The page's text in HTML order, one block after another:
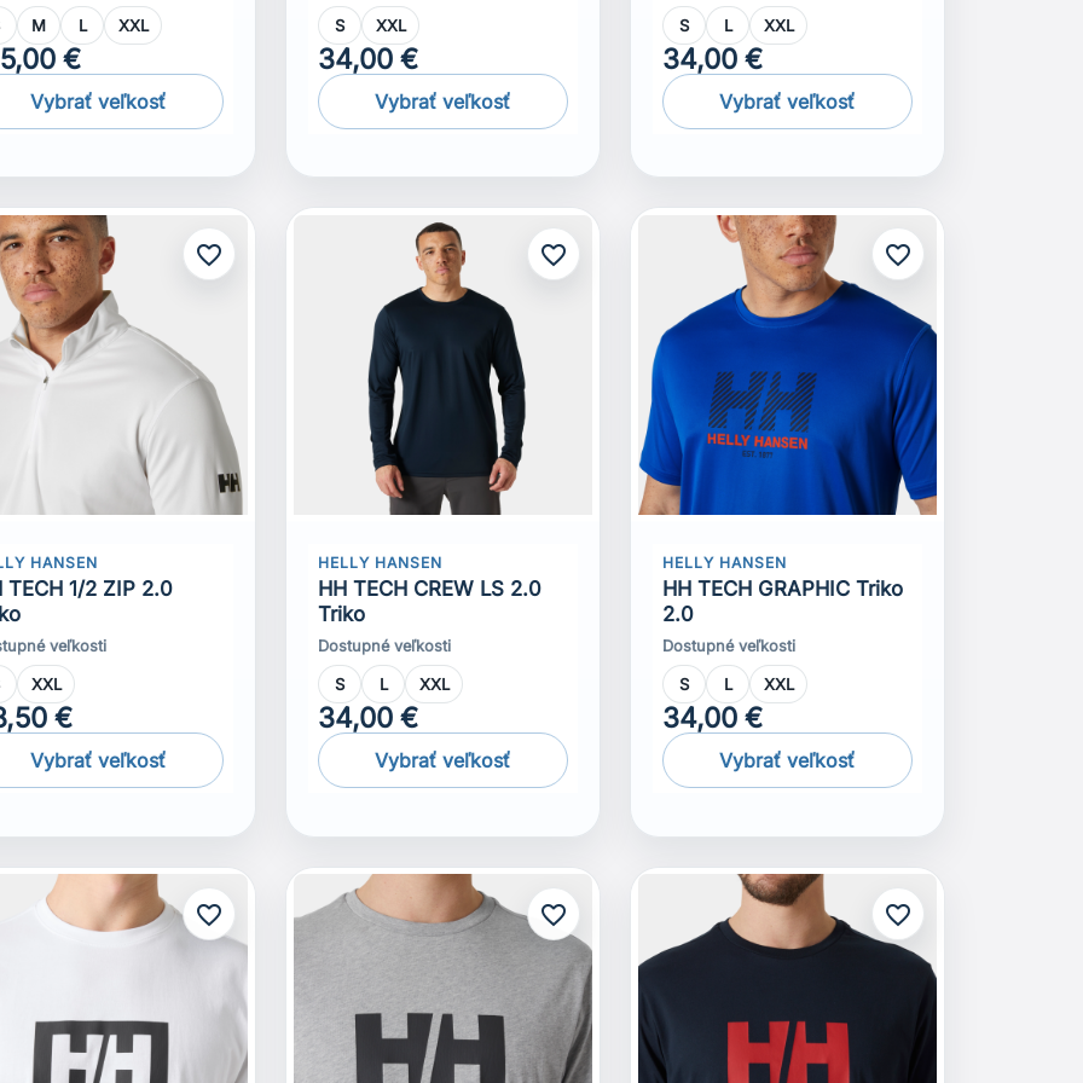
M L XXL
€
Vybrať veľkosť
S XXL
34,00 €
Vybrať veľkosť
S L XXL
34,00 €
Vybrať veľkosť
favorite_border
HANSEN
TECH 1/2 ZIP 2.0
veľkosti
XXL
€
Vybrať veľkosť
favorite_border
HELLY HANSEN
HH TECH CREW LS 2.0
Triko
Dostupné veľkosti
S L XXL
34,00 €
Vybrať veľkosť
favorite_border
HELLY HANSEN
HH TECH GRAPHIC Triko
2.0
Dostupné veľkosti
S L XXL
34,00 €
Vybrať veľkosť
favorite_border favorite_border favorite_border